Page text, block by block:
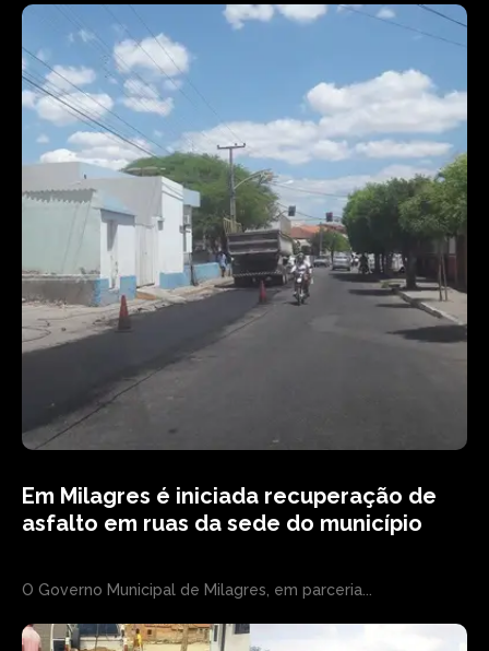
Em Milagres é iniciada recuperação de
asfalto em ruas da sede do município
O Governo Municipal de Milagres, em parceria...